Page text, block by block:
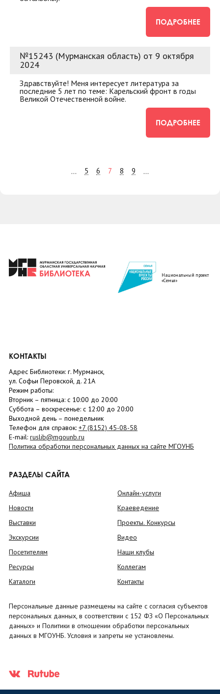
ПОДРОБНЕЕ
№15243 (Мурманская область) от 9 октября
2024
Здравствуйте! Меня интересует литература за
последние 5 лет по теме: Карельский фронт в годы
Великой Отечественной войне.
ПОДРОБНЕЕ
... 5 6 7 8 9 ...
Национальный проект
«Семья»
КОНТАКТЫ
Адрес Библиотеки: г. Мурманск,
ул. Софьи Перовской, д. 21А
Режим работы:
Вторник – пятница: с 10:00 до 20:00
Суббота – воскресенье: c 12:00 до 20:00
Выходной день – понедельник
Телефон для справок: +7 (8152) 45-08-58
E-mail: ruslib@mgounb.ru
Политика обработки персональных данных на сайте МГОУНБ
РАЗДЕЛЫ САЙТА
Афиша
Новости
Выставки
Экскурсии
Посетителям
Ресурсы
Каталоги
Онлайн-услуги
Краеведение
Проекты. Конкурсы
Видео
Наши клубы
Коллегам
Контакты
Персональные данные размещены на сайте с согласия субъектов
персональных данных, в соответствии с 152 ФЗ «О Персональных
данных» и Политики в отношении обработки персональных
данных в МГОУНБ. Условия и запреты не установлены.